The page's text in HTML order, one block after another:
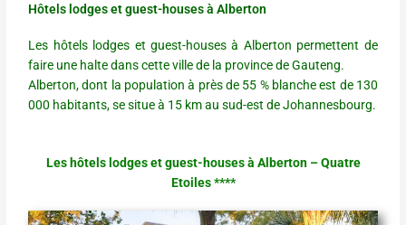
Hôtels lodges et guest-houses à Alberton
Les hôtels lodges et guest-houses à Alberton permettent de
faire une halte dans cette ville de la province de Gauteng.
Alberton, dont la population à près de 55 % blanche est de 130
000 habitants, se situe à 15 km au sud-est de Johannesbourg.
Les hôtels lodges et guest-houses à Alberton –Quatre
Etoiles ****